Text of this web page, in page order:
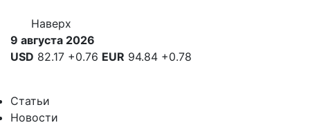
Наверх
9 августа 2026
USD 82.17 +0.76 EUR 94.84 +0.78
Статьи
Новости